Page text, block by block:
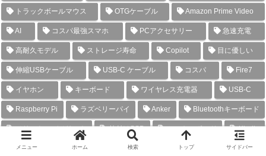
トラックボールマウス OTGケーブル Amazon Prime Video
AI コスパ最強スマホ PCアクセサリー 急速充電
高耐久モデル ストレージ寿命 Copilot 目に優しい
伸縮USBケーブル USB-C ケーブル コスパ Fire7
イヤホン キーボード ワイヤレス充電器 USB-C
Raspberry Pi ラズベリーパイ Anker Bluetoothキーボード
メリット・デメリット 外付けSSD ミニキーボード Kindle
USB-C 充電器 スマホ 電子辞書 ワイヤレスイヤホン
メニュー ホーム 検索 トップ サイドバー